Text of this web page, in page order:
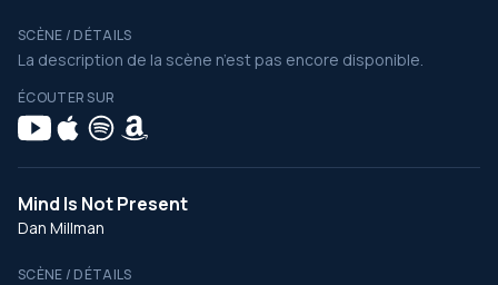
SCÈNE / DÉTAILS
La description de la scène n’est pas encore disponible.
ÉCOUTER SUR
Mind Is Not Present
Dan Millman
SCÈNE / DÉTAILS